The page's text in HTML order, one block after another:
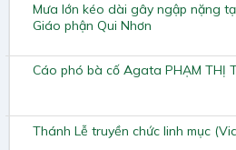
Mưa lớn kéo dài gây ngập nặng
Giáo phận Qui Nhơn
Cáo phó bà cố Agata PHẠM THỊ
Thánh Lễ truyền chức linh mục